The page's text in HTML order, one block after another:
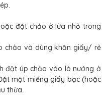
đặt chảo ở lửa nhỏ trong
chảo và dùng khăn giấy/ rẻ
đặt úp chảo vào lò nướng ở
một miếng giấy bạc (hoặc
thừa.